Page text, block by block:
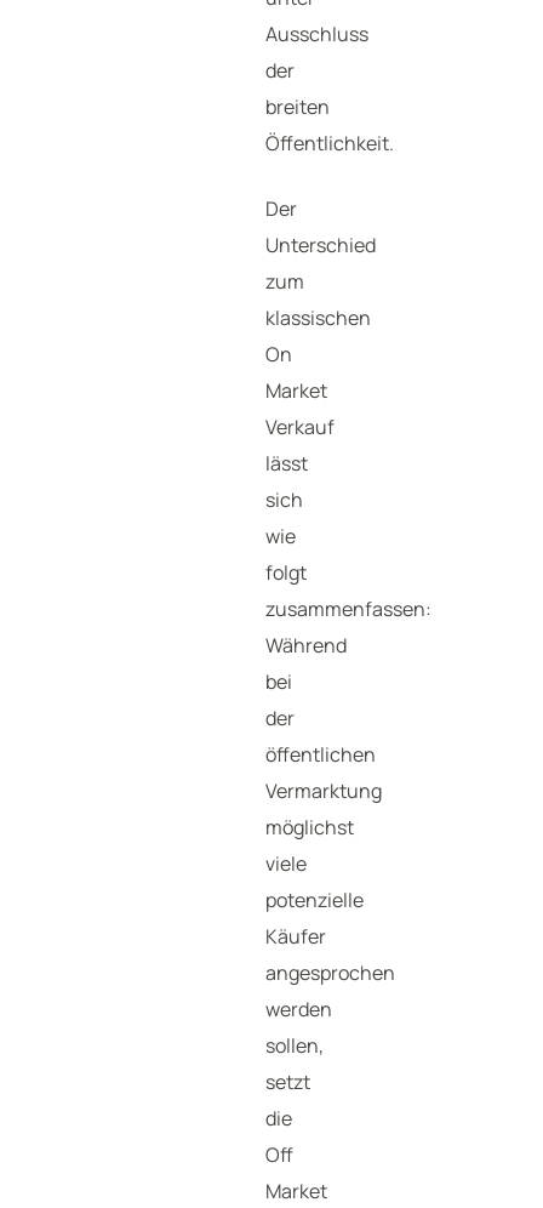
Ausschluss
der
breiten
Öffentlichkeit.
Der
Unterschied
zum
klassischen
On
Market
Verkauf
lässt
sich
wie
folgt
zusammenfassen:
Während
bei
der
öffentlichen
Vermarktung
möglichst
viele
potenzielle
Käufer
angesprochen
werden
sollen,
setzt
die
Off
Market